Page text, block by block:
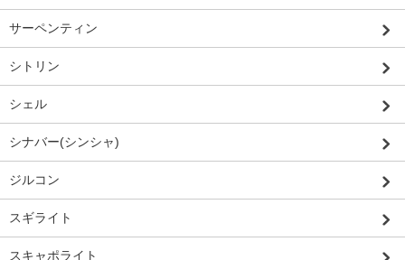
サーペンティン
シトリン
シェル
シナバー(シンシャ)
ジルコン
スギライト
スキャポライト